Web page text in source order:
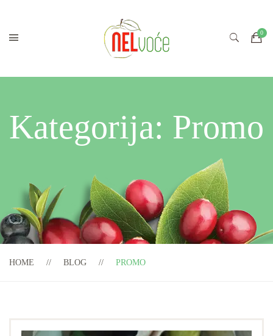
Kategorija: Promo
HOME BLOG PROMO